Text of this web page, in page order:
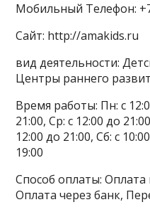
Мобильный Телефон:
Сайт: http://amakids.ru
вид деятельности:
Центры раннего
Время работы: Пн: с
21:00, Ср: с 12:00 до
12:00 до 21:00, Сб: с
19:00
Способ оплаты:
Оплата через банк,